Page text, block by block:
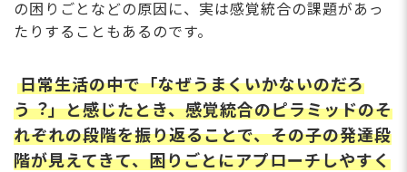
の困りごとなどの原因に、実は感覚統合の課題があっ
たりすることもあるのです。
⽇常⽣活の中で「なぜうまくいかないのだろ
う︖」と感じたとき、感覚統合のピラミッドのそ
れぞれの段階を振り返ることで、その⼦の発達段
階が⾒えてきて、困りごとにアプローチしやすく